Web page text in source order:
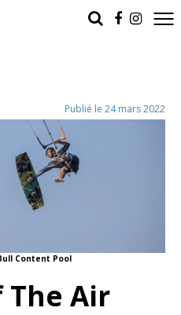
Publié le 24 mars 2022
Content Pool
The Air